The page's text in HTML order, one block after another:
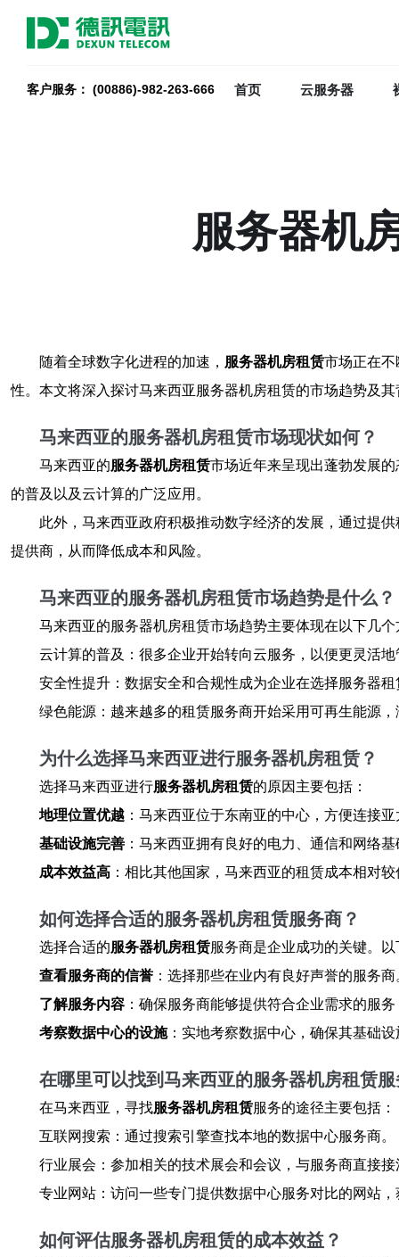
客户服务： (00886)-982-263-666 首页 云服务器
服务器机
随着全球数字化进程的加速， 服务器机房租赁市场正在
性。本文将深入探讨马来西亚服务器机房租赁的市场趋势及
马来西亚的服务器机房租赁市场现状如何？
马来西亚的服务器机房租赁市场近年来呈现出蓬勃发展
的普及以及云计算的广泛应用。
此外，马来西亚政府积极推动数字经济的发展，通过提
提供商，从而降低成本和风险。
马来西亚的服务器机房租赁市场趋势是什么？
马来西亚的服务器机房租赁市场趋势主要体现在以下几个
云计算的普及：很多企业开始转向云服务，以便更灵活
安全性提升：数据安全和合规性成为企业在选择服务器
绿色能源：越来越多的租赁服务商开始采用可再生能源
为什么选择马来西亚进行服务器机房租赁？
选择马来西亚进行服务器机房租赁的原因主要包括：
地理位置优越 ：马来西亚位于东南亚的中心，方便连接
基础设施完善 ：马来西亚拥有良好的电力、通信和网络
成本效益高 ：相比其他国家，马来西亚的租赁成本相对
如何选择合适的服务器机房租赁服务商？
选择合适的服务器机房租赁服务商是企业成功的关键。
查看服务商的信誉 ：选择那些在业内有良好声誉的服务商
了解服务内容 ：确保服务商能够提供符合企业需求的服
考察数据中心的设施：实地考察数据中心，确保其基础
在哪里可以找到马来西亚的服务器机房租赁
在马来西亚，寻找服务器机房租赁服务的途径主要包括：
互联网搜索：通过搜索引擎查找本地的数据中心服务商。
行业展会：参加相关的技术展会和会议，与服务商直接接
专业网站：访问一些专门提供数据中心服务对比的网站
如何评估服务器机房租赁的成本效益？